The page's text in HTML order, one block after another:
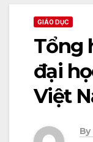
GIÁO DỤC
Tổng
đại
Việt
By